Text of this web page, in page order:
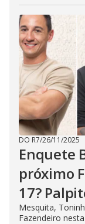
DO R7/26/11/2025
Enquete
próximo
17?
Mesquita,
Fazendeiro